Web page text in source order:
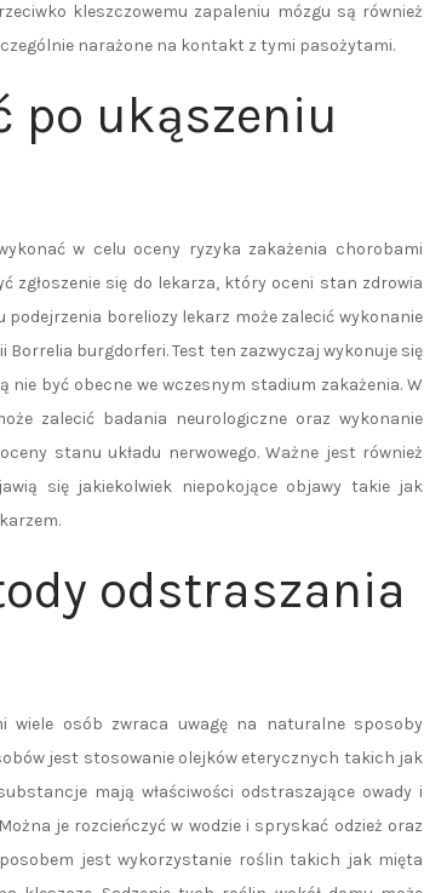
kleszczowemu zapaleniu mózgu są również
narażone na kontakt z tymi pasożytami.
po ukąszeniu
w celu oceny ryzyka zakażenia chorobami
zgłoszenie się do lekarza, który oceni stan zdrowia
boreliozy lekarz może zalecić wykonanie
burgdorferi. Test ten zazwyczaj wykonuje się
nie być obecne we wczesnym stadium zakażenia. W
zalecić badania neurologiczne oraz wykonanie
stanu układu nerwowego. Ważne jest również
się jakiekolwiek niepokojące objawy takie jak
odstraszania
wiele osób zwraca uwagę na naturalne sposoby
jest stosowanie olejków eterycznych takich jak
mają właściwości odstraszające owady i
je rozcieńczyć w wodzie i spryskać odzież oraz
jest wykorzystanie roślin takich jak mięta